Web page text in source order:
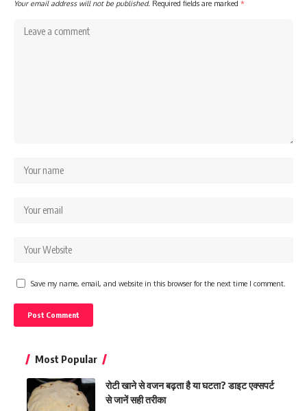
Your email address will not be published. Required fields are marked *
Save my name, email, and website in this browser for the next time I comment.
Most Popular
रोटी खाने से वजन बढ़ता है या घटता? डाइट एक्सपर्ट
से जानें सही तरीका